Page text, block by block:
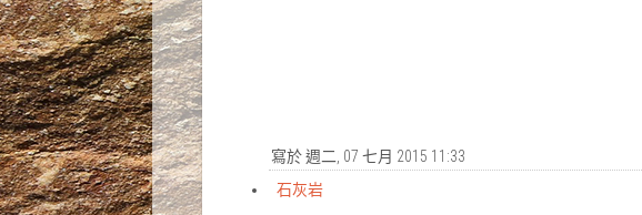
寫於 週二, 07 七月 2015 11:33
石灰岩